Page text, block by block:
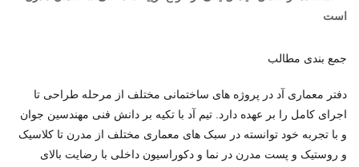
جمع بندی مطالب
دفتر معماری آد در پروژه های ساختمانی مختلف از مرحله طراحی تا
اجرای کامل را بر عهده دارد. تیم آد با تکیه بر دانش فنی مهندسین جوان
و با تجربه خود توانسته در سبک های معماری مختلف از مدرن تا کلاسیک
و روستیک و پست مدرن در نما و دکوراسیون داخلی با رضایت بالای